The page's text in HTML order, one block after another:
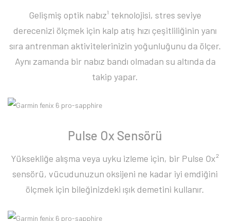
Gelişmiş optik nabız¹ teknolojisi, stres seviye
derecenizi ölçmek için kalp atış hızı çeşitliliğinin yanı
sıra antrenman aktivitelerinizin yoğunluğunu da ölçer.
Aynı zamanda bir nabız bandı olmadan su altında da
takip yapar.
Pulse Ox Sensörü
Yüksekliğe alışma veya uyku izleme için, bir Pulse Ox²
sensörü, vücudunuzun oksijeni ne kadar iyi emdiğini
ölçmek için bileğinizdeki ışık demetini kullanır.